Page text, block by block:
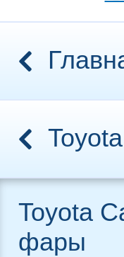
Toyota
Toyota
фары